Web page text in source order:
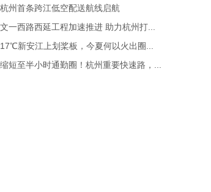
杭州首条跨江低空配送航线启航
文一西路西延工程加速推进 助力杭州打...
17℃新安江上划桨板，今夏何以火出圈...
缩短至半小时通勤圈！杭州重要快速路，...